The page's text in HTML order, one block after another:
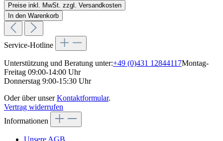
Preise inkl. MwSt. zzgl. Versandkosten
In den Warenkorb
Service-Hotline
Unterstützung und Beratung unter:+49 (0)431 12844117Montag-
Freitag 09:00-14:00 Uhr
Donnerstag 9:00-15:30 Uhr
Oder über unserKontaktformular.
Vertrag widerrufen
Informationen
Unsere AGB